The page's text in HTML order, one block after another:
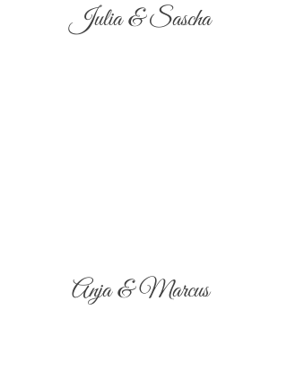
Julia & Sascha
Anja & Marcus